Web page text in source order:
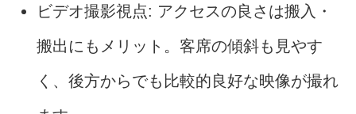
ビデオ撮影視点: アクセスの良さは搬入・
搬出にもメリット。客席の傾斜も見やす
く、後方からでも比較的良好な映像が撮れ